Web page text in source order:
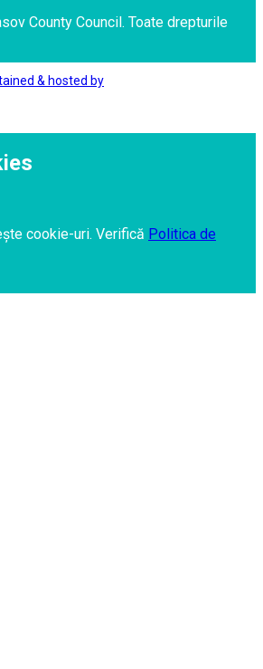
County Council. Toate drepturile
& hosted by
cookie-uri. Verifică Politica de